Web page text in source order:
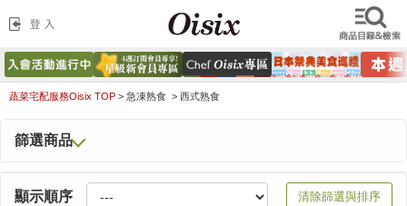
蔬菜宅配服務Oisix TOP > 急凍熟食 > 西式熟食
篩選商品
顯示順序 清除篩選與排序